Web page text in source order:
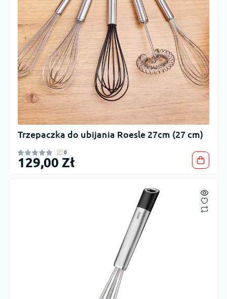
Trzepaczka do ubijania Roesle 27cm (27 cm)
0
129,00 Zł